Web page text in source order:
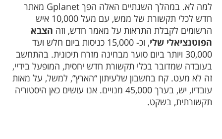
למה לא. במהלך השנתיים האלה הפך Gplanet מאתר
חדש לכלי תקשורת של ממש, עם מעל 10,000 איש
הרשומים לקבלת התראות על מאמר חדש, וזה הצבא
הפוטנציאלי שלי
, וכ- 15,000 כניסות ביום חלש ועד
30,000 ויותר ביום סוער מבחינה מזרח תיכונית. בהתחשב
בעובדה שמדובר בכלי תקשורת חדש יחסית, המופעל בידיי,
זה לא מעט. קח בחשבון שלעיתון “הארץ”, למשל, על מאות
עובדיו, יש, בערך 45,000 מנויים. אנו עושים כאן היסטוריה
תקשורתית, בשקט.